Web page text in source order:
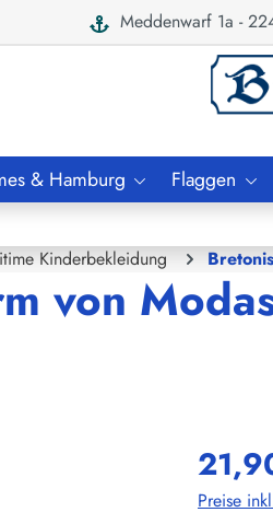
Meddenwarf 1a -
& Hamburg Flaggen
Kinderbekleidung
von
Preise